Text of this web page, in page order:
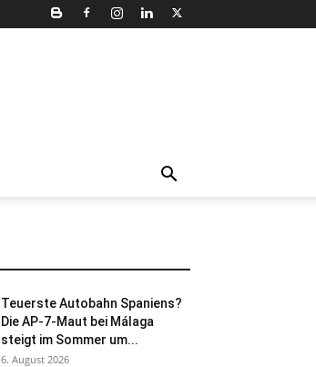
Teuerste Autobahn Spaniens?
Die AP-7-Maut bei Málaga
steigt im Sommer um...
6. August 2026